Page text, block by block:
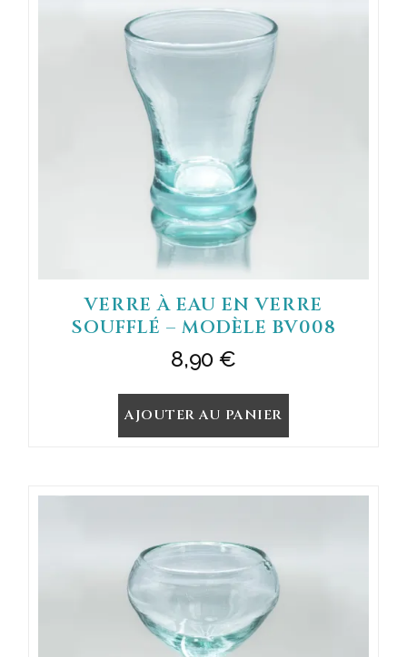
VERRE À EAU EN VERRE
SOUFFLÉ – MODÈLE BV008
8,90 €
AJOUTER AU PANIER